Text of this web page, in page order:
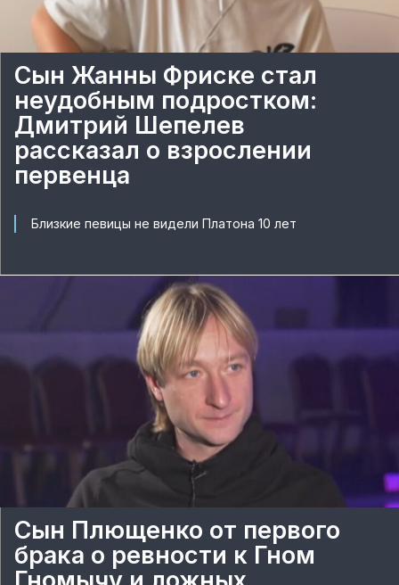
Сын Жанны Фриске стал
неудобным подростком:
Дмитрий Шепелев
рассказал о взрослении
первенца
Близкие певицы не видели Платона 10 лет
Сын Плющенко от первого
брака о ревности к Гном